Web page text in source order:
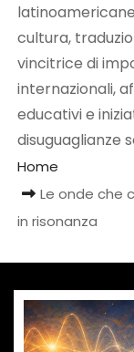
cultura,
vincitrice di
internazionali,
educativi e
disuguaglianze
Home
Le onde che
in risonanza